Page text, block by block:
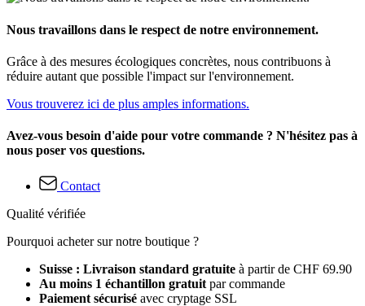
Nous travaillons dans le respect de notre environnement.
Grâce à des mesures écologiques concrètes, nous contribuons à
réduire autant que possible l'impact sur l'environnement.
Vous trouverez ici de plus amples informations.
Avez-vous besoin d'aide pour votre commande ? N'hésitez pas à
nous poser vos questions.
Contact
Qualité vérifiée
Pourquoi acheter sur notre boutique ?
Suisse : Livraison standard gratuite à partir de CHF 69.90
Au moins 1 échantillon gratuit par commande
Paiement sécurisé avec cryptage SSL